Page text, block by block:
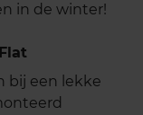
in de winter!
bij een lekke